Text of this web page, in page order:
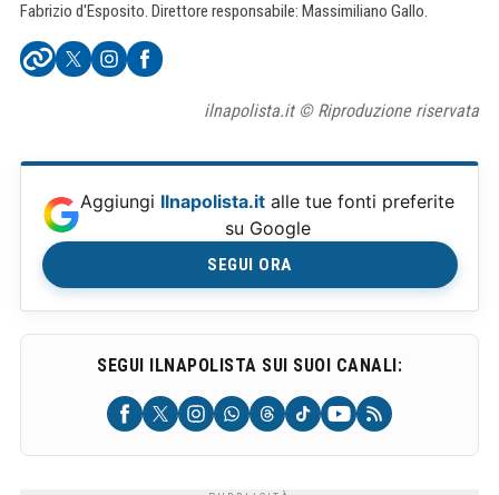
Fabrizio d'Esposito. Direttore responsabile: Massimiliano Gallo.
ilnapolista.it © Riproduzione riservata
Aggiungi Ilnapolista.it alle tue fonti preferite
su Google
SEGUI ORA
SEGUI ILNAPOLISTA SUI SUOI CANALI: